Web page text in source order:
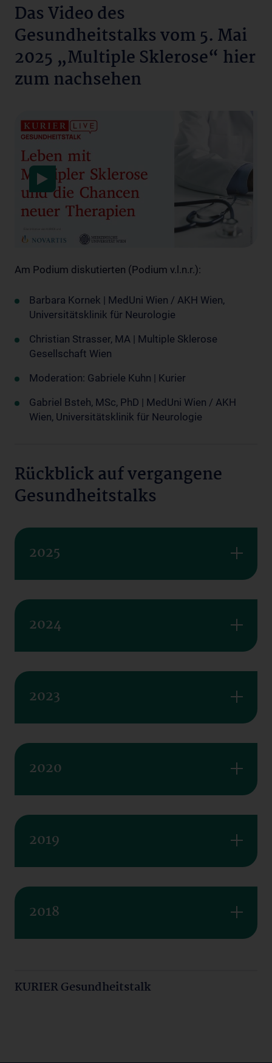
Das Video des
Gesundheitstalks vom 5. Mai
2025 „Multiple Sklerose“ hier
zum nachsehen
Datenschutzerklärung
Am Podium diskutierten (Podium v.l.n.r.):
Barbara Kornek | MedUni Wien / AKH Wien,
Universitätsklinik für Neurologie
Christian Strasser, MA | Multiple Sklerose
Gesellschaft Wien
Moderation: Gabriele Kuhn | Kurier
Gabriel Bsteh, MSc, PhD | MedUni Wien / AKH
Wien, Universitätsklinik für Neurologie
Rückblick auf vergangene
Gesundheitstalks
2025
2024
2023
2020
2019
2018
KURIER Gesundheitstalk